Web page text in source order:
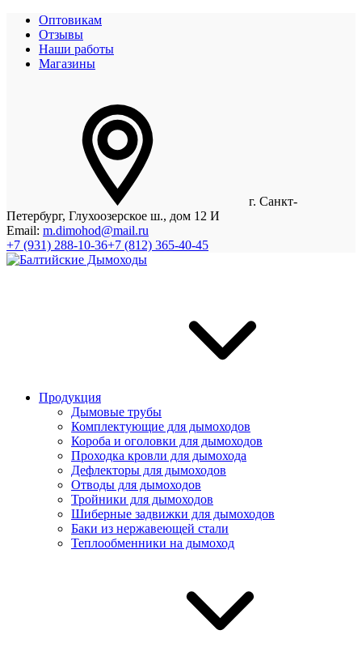
Оптовикам
Отзывы
Наши работы
Магазины
г. Санкт-
Петербург, Глухоозерское ш., дом 12 И
Email: m.dimohod@mail.ru
+7 (931) 288-10-36+7 (812) 365-40-45
Продукция
Дымовые трубы
Комплектующие для дымоходов
Короба и оголовки для дымоходов
Проходка кровли для дымохода
Дефлекторы для дымоходов
Отводы для дымоходов
Тройники для дымоходов
Шиберные задвижки для дымоходов
Баки из нержавеющей стали
Теплообменники на дымоход